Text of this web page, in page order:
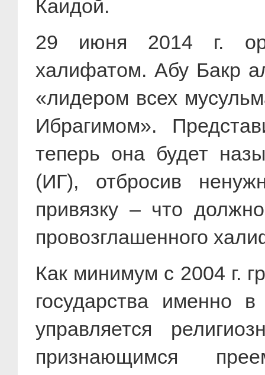
Каидой.
29 июня 2014 г.
халифатом. Абу Бакр
«лидером всех
Ибрагимом».
теперь она будет
(ИГ), отбросив
привязку – что
провозглашенного
Как минимум с 2004 г.
государства именно
управляется
признающимся